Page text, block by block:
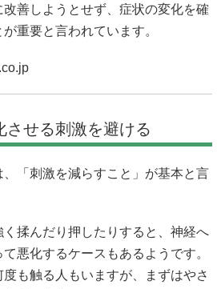
善しようとせず、症状の変化を確
重要と言われています。
させる刺激を避ける
「刺激を減らすこと」が基本と言
揉んだり押したりすると、神経へ
悪化するケースもあるようです。
度も触る人もいますが、まずはやさ